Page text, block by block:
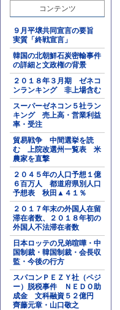
コンテンツ
９月平壌共同宣言の要旨
実質「終戦宣言」
韓国の北朝鮮石炭密輸事件
の詳細と文政権の背景
２０１８年３月期 ゼネコ
ンランキング 非上場含む
スーパーゼネコン５社ラン
キング 売上高・営業利益
率・受注
貿易戦争 中間選挙を読
む 上院改選州一覧表 米
農家を直撃
２０４５年の人口予想１億
６百万人 都道府県別人口
予想表 秋田▲４１％
２０１７年末の外国人在留
滞在者数、２０１８年初の
外国人不法滞在者数
日本ロッテの兄弟喧嘩・中
国制裁・韓国制裁・会長収
監・今後の行方
スパコンＰＥＺＹ社（ペジ
ー）脱税事件 ＮＥＤＯ助
成金 文科融資５２億円
齊藤元章・山口敬之